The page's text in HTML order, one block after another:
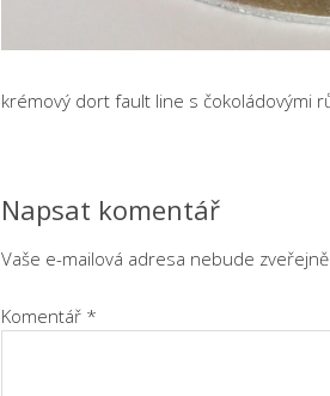
krémový dort fault line s čokoládovými
Napsat komentář
Vaše e-mailová adresa nebude
Komentář *